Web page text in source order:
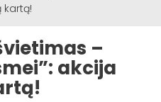
kartą!
–
akcija